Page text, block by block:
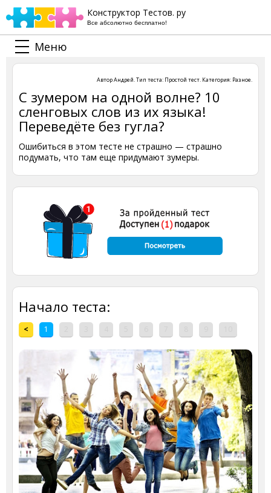
Конструктор Тестов. ру
Все абсолютно бесплатно!
Меню
АвторАндрей. Тип теста: Простой тест. Категория: Разное.
С зумером на одной волне? 10
сленговых слов из их языка!
Переведёте без гугла?
Ошибиться в этом тесте не страшно — страшно
подумать, что там еще придумают зумеры.
Начало теста:
< 1